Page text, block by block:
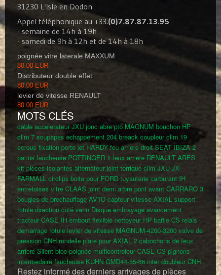
31230 L'Isle en Dodon
Appel téléphonique au +33.(0)7.87.87.13.95
- semaine de 14h à 19h
- samedi de 9h à 12h et de 14h à 18h
poignée vitre laterale MAXXUM
80.00 EUR
Distributeur double effet
80.00 EUR
levier de vitesse RENAULT
80.00 EUR
MOTS CLÉS
cable accelerateur JXU jonc abre pto MAGNUM bouchon HP
clim 7 soupapes echappement 204 breack coupleur clim 19
ecrous fixation porte jet HARDY feu arriere droit SEAT IBIZA 2
patins faucheuse POTTINGER 1 feux arriere RENAULT ARES
kit pièces isolantes alternateur joint torrique clim JXU-JX-
FARMALL circlips boite pour FORD tuyauterie carburant IH
entretoises vitre CLAAS joint demi arbre pont avant CARRARO 3
bougies de prechauffage AVTO capteur vitesse AXIAL support
rotule direction coté verin Disque embrayage avancement
tracteur CASE IH embout flexible nettoyeur HP baffle CS relais
demarrage rotule levier de vitesse MAGNUM-4200-3200 valve de
pression CNH rondelle plate pour AXIAL 2 cabochons de feux
arriere Silent bloc poignée multicontroleur CASE CS pignons
intermedaire faucheuse KUHN GMD44-55-66 inter doubleur CNH
Restez informé des derniers arrivages de pièces